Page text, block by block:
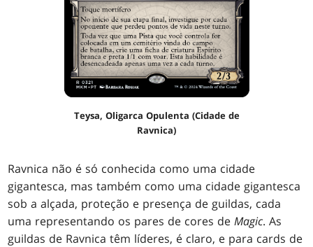
Teysa, Oligarca Opulenta (Cidade de
Ravnica)
Ravnica não é só conhecida como uma cidade
gigantesca, mas também como uma cidade gigantesca
sob a alçada, proteção e presença de guildas, cada
uma representando os pares de cores deMagic. As
guildas de Ravnica têm líderes, é claro, e para cards de